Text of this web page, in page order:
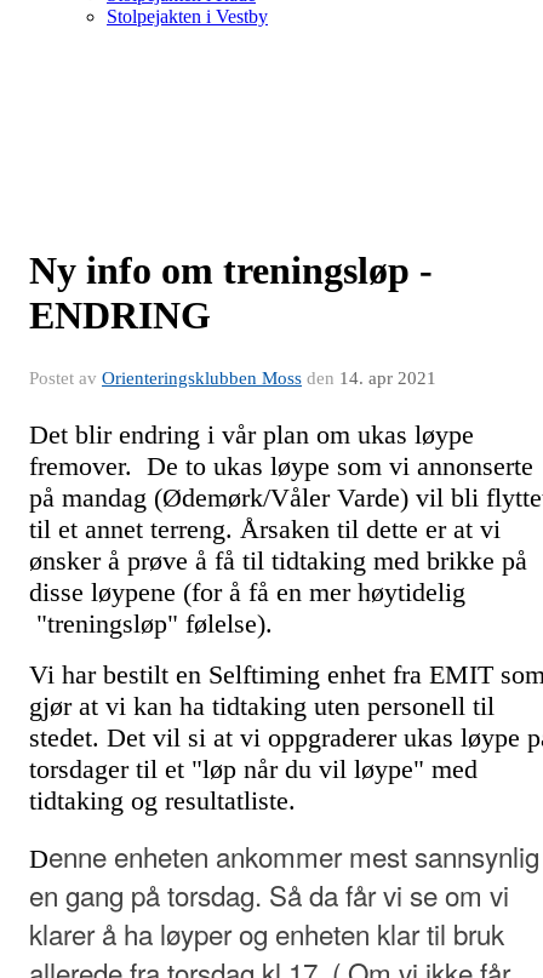
Stolpejakten i Vestby
Ny info om treningsløp -
ENDRING
Postet av Orienteringsklubben Moss den 14. apr 2021
Det blir endring i vår plan om ukas løype
fremover. De to ukas løype som vi annonserte
på mandag (Ødemørk/Våler Varde) vil bli
til et annet terreng. Årsaken til dette er at vi
ønsker å prøve å få til tidtaking med brikke på
disse løypene (for å få en mer høytidelig
"treningsløp" følelse).
Vi har bestilt en Selftiming enhet fra EMIT
gjør at vi kan ha tidtaking uten personell til
stedet. Det vil si at vi oppgraderer ukas løype
torsdager til et "løp når du vil løype" med
tidtaking og resultatliste.
Denne enheten ankommer mest sannsynlig
en gang på torsdag. Så da får vi se om vi
klarer å ha løyper og enheten klar til bruk